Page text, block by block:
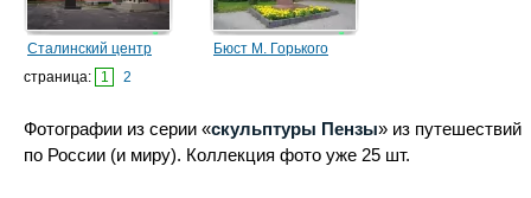
Сталинский центр
Бюст М. Горького
страница:
1 2
Фотографии из серии «скульптуры Пензы» из путешествий
по России (и миру). Коллекция фото уже 25 шт.